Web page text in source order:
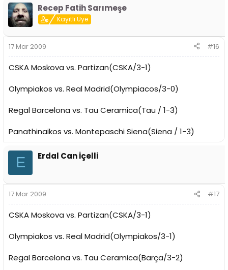
Recep Fatih Sarımeşe
Kayıtlı Üye
17 Mar 2009 #16
CSKA Moskova vs. Partizan(CSKA/3-1)
Olympiakos vs. Real Madrid(Olympiacos/3-0)
Regal Barcelona vs. Tau Ceramica(Tau / 1-3)
Panathinaikos vs. Montepaschi Siena(Siena / 1-3)
E Erdal Can İçelli
17 Mar 2009 #17
CSKA Moskova vs. Partizan(CSKA/3-1)
Olympiakos vs. Real Madrid(Olympiakos/3-1)
Regal Barcelona vs. Tau Ceramica(Barça/3-2)